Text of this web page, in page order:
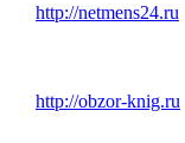
http://netmens24.ru
http://obzor-knig.ru